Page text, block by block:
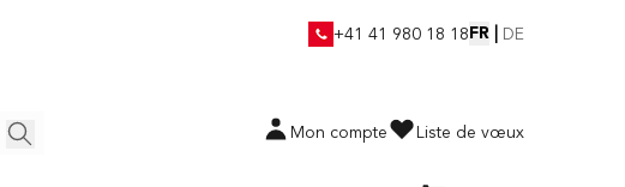
+41 41 980 18 18 FR DE
Mon compte Liste de vœux